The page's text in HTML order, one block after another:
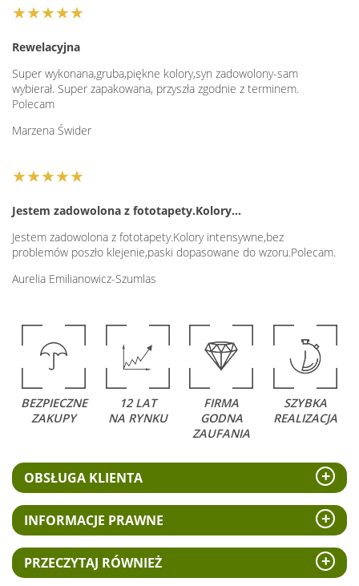
★★★★★
Rewelacyjna
Super wykonana,gruba,piękne kolory,syn zadowolony-sam
wybierał. Super zapakowana, przyszła zgodnie z terminem.
Polecam
Marzena Świder
★★★★★
Jestem zadowolona z fototapety.Kolory…
Jestem zadowolona z fototapety.Kolory intensywne,bez
problemów poszło klejenie,paski dopasowane do wzoru.Polecam.
Aurelia Emilianowicz-Szumlas
BEZPIECZNE
ZAKUPY
12 LAT
NA RYNKU
FIRMA
GODNA
ZAUFANIA
SZYBKA
REALIZACJA
OBSŁUGA KLIENTA
INFORMACJE PRAWNE
PRZECZYTAJ RÓWNIEŻ